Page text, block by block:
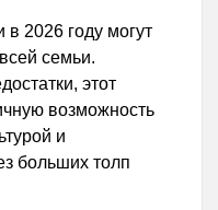
2026 году могут
семьи.
этот
возможность
и
больших толп